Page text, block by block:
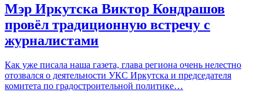
Мэр Иркутска Виктор Кондрашов
провёл традиционную встречу с
журналистами
Как уже писала наша газета, глава региона очень нелестно
отозвался о деятельности УКС Иркутска и председателя
комитета по градостроительной политике…